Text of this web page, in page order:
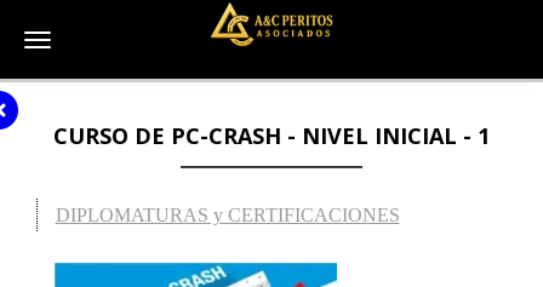
Toggle navigation
CURSO DE PC-CRASH - NIVEL INICIAL - 1
DIPLOMATURAS y CERTIFICACIONES